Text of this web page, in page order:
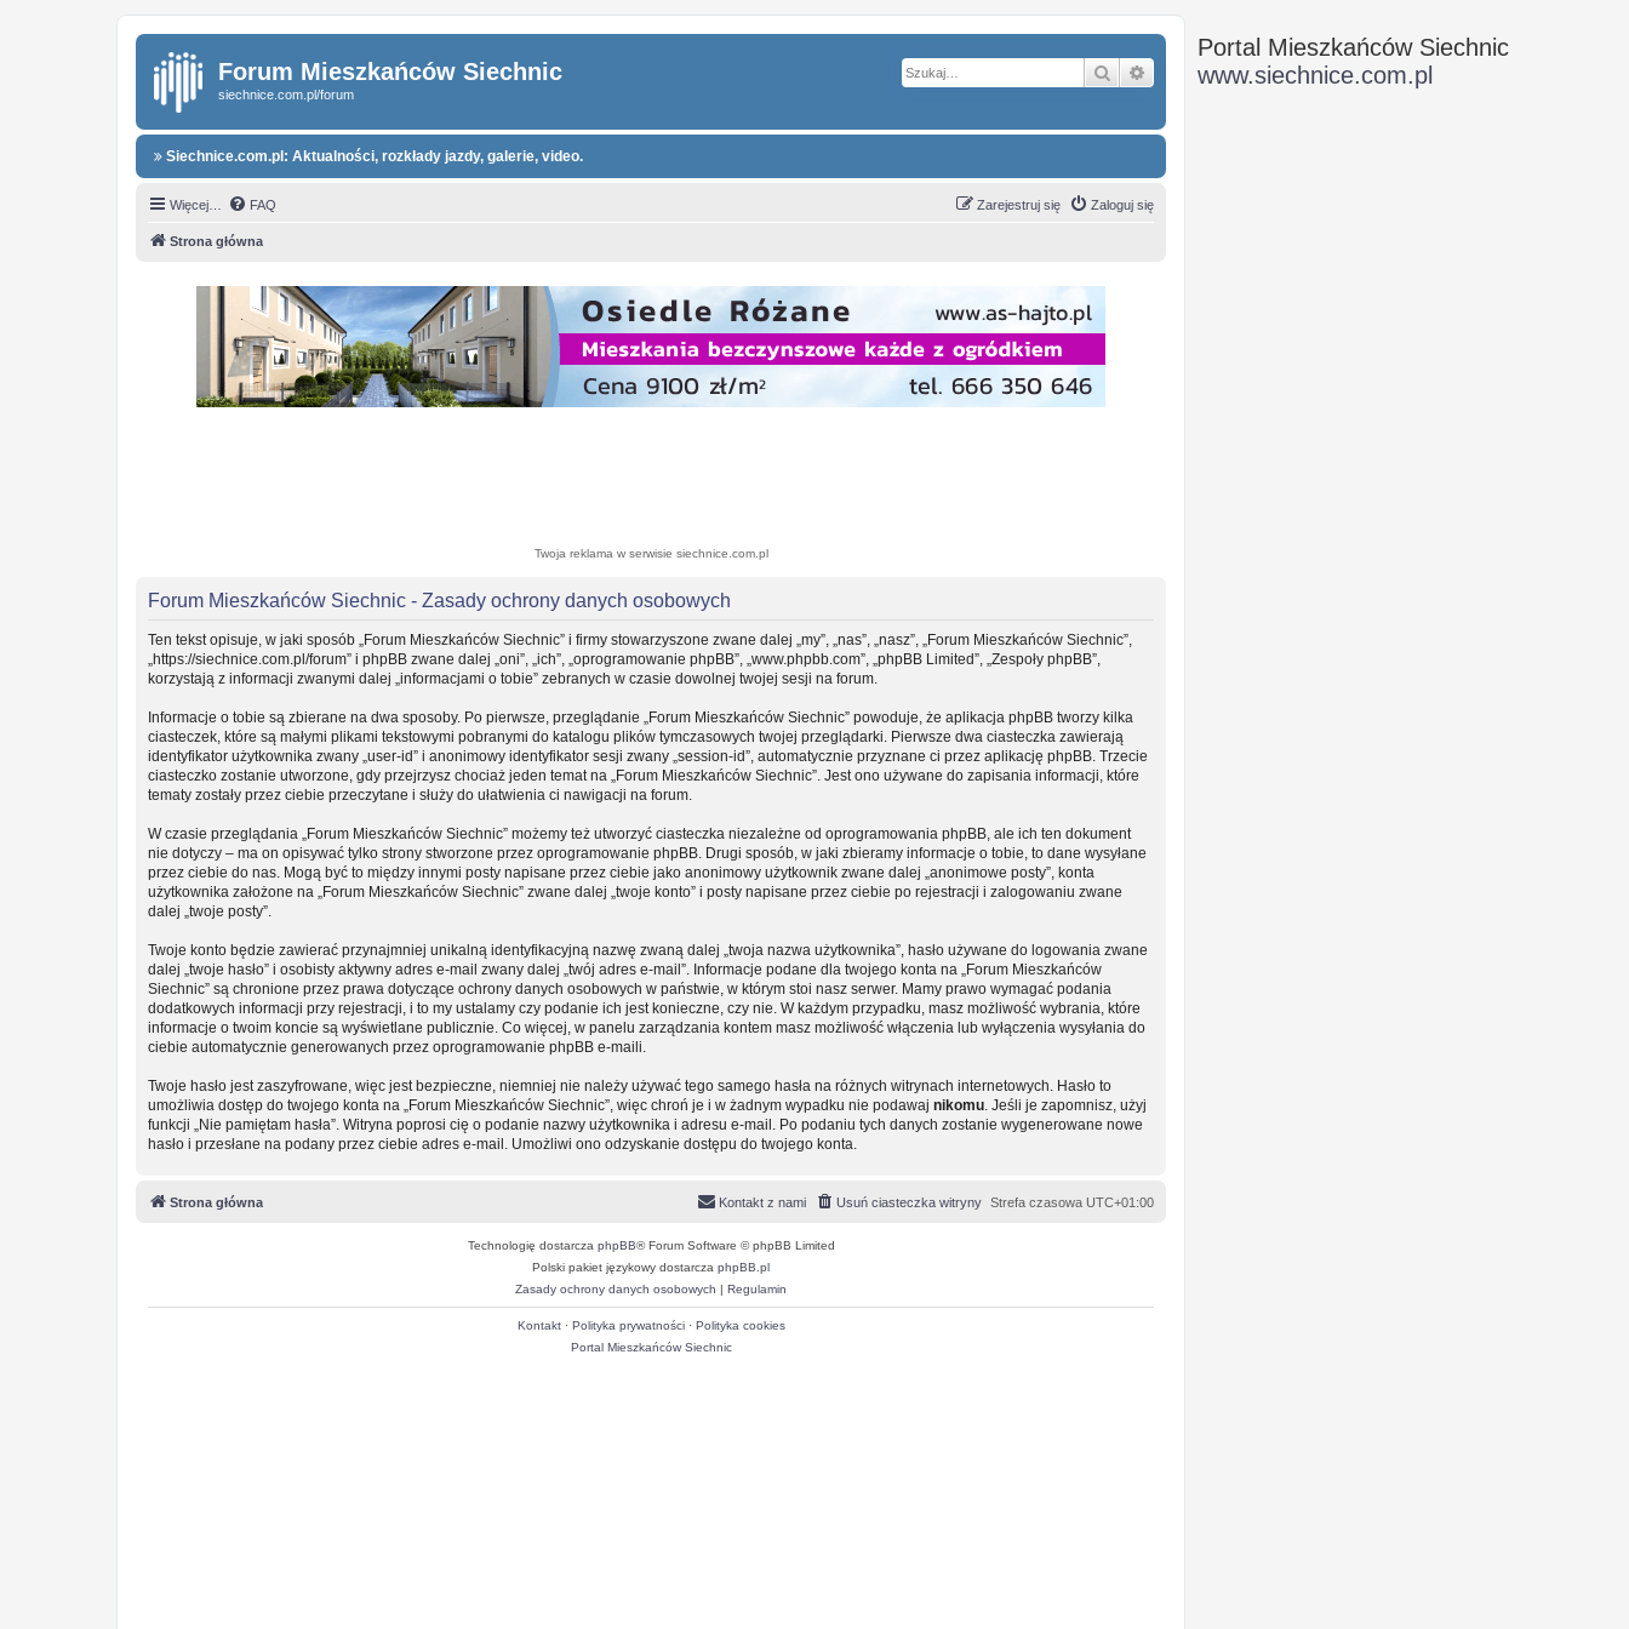
Forum Mieszkańców Siechnic
siechnice.com.pl/forum
Szukaj Wyszukiwanie zaawansowane
Siechnice.com.pl: Aktualności, rozkłady jazdy, galerie, video.
Więcej… FAQ Zaloguj się
Zarejestruj się
Strona główna
Twoja reklama w serwisie siechnice.com.pl
Forum Mieszkańców Siechnic - Zasady ochrony danych osobowych
Ten tekst opisuje, w jaki sposób „Forum Mieszkańców Siechnic” i firmy stowarzyszone zwane dalej „my”, „nas”, „nasz”, „Forum Mieszkańców Siechnic”,
„https://siechnice.com.pl/forum” i phpBB zwane dalej „oni”, „ich”, „oprogramowanie phpBB”, „www.phpbb.com”, „phpBB Limited”, „Zespoły phpBB”,
korzystają z informacji zwanymi dalej „informacjami o tobie” zebranych w czasie dowolnej twojej sesji na forum.
Informacje o tobie są zbierane na dwa sposoby. Po pierwsze, przeglądanie „Forum Mieszkańców Siechnic” powoduje, że aplikacja phpBB tworzy kilka
ciasteczek, które są małymi plikami tekstowymi pobranymi do katalogu plików tymczasowych twojej przeglądarki. Pierwsze dwa ciasteczka zawierają
identyfikator użytkownika zwany „user-id” i anonimowy identyfikator sesji zwany „session-id”, automatycznie przyznane ci przez aplikację phpBB. Trzecie
ciasteczko zostanie utworzone, gdy przejrzysz chociaż jeden temat na „Forum Mieszkańców Siechnic”. Jest ono używane do zapisania informacji, które
tematy zostały przez ciebie przeczytane i służy do ułatwienia ci nawigacji na forum.
W czasie przeglądania „Forum Mieszkańców Siechnic” możemy też utworzyć ciasteczka niezależne od oprogramowania phpBB, ale ich ten dokument
nie dotyczy – ma on opisywać tylko strony stworzone przez oprogramowanie phpBB. Drugi sposób, w jaki zbieramy informacje o tobie, to dane wysyłane
przez ciebie do nas. Mogą być to między innymi posty napisane przez ciebie jako anonimowy użytkownik zwane dalej „anonimowe posty”, konta
użytkownika założone na „Forum Mieszkańców Siechnic” zwane dalej „twoje konto” i posty napisane przez ciebie po rejestracji i zalogowaniu zwane
dalej „twoje posty”.
Twoje konto będzie zawierać przynajmniej unikalną identyfikacyjną nazwę zwaną dalej „twoja nazwa użytkownika”, hasło używane do logowania zwane
dalej „twoje hasło” i osobisty aktywny adres e-mail zwany dalej „twój adres e-mail”. Informacje podane dla twojego konta na „Forum Mieszkańców
Siechnic” są chronione przez prawa dotyczące ochrony danych osobowych w państwie, w którym stoi nasz serwer. Mamy prawo wymagać podania
dodatkowych informacji przy rejestracji, i to my ustalamy czy podanie ich jest konieczne, czy nie. W każdym przypadku, masz możliwość wybrania, które
informacje o twoim koncie są wyświetlane publicznie. Co więcej, w panelu zarządzania kontem masz możliwość włączenia lub wyłączenia wysyłania do
ciebie automatycznie generowanych przez oprogramowanie phpBB e-maili.
Twoje hasło jest zaszyfrowane, więc jest bezpieczne, niemniej nie należy używać tego samego hasła na różnych witrynach internetowych. Hasło to
umożliwia dostęp do twojego konta na „Forum Mieszkańców Siechnic”, więc chroń je i w żadnym wypadku nie podawaj nikomu . Jeśli je zapomnisz, użyj
funkcji „Nie pamiętam hasła”. Witryna poprosi cię o podanie nazwy użytkownika i adresu e-mail. Po podaniu tych danych zostanie wygenerowane nowe
hasło i przesłane na podany przez ciebie adres e-mail. Umożliwi ono odzyskanie dostępu do twojego konta.
Strona główna Strefa czasowa UTC+01:00
Usuń ciasteczka witryny
Kontakt z nami
Technologię dostarcza phpBB® Forum Software © phpBB Limited
Polski pakiet językowy dostarcza phpBB.pl
Zasady ochrony danych osobowych | Regulamin
Kontakt· Polityka prywatności· Polityka cookies
Portal Mieszkańców Siechnic
Portal Mieszkańców Siechnic
www.siechnice.com.pl